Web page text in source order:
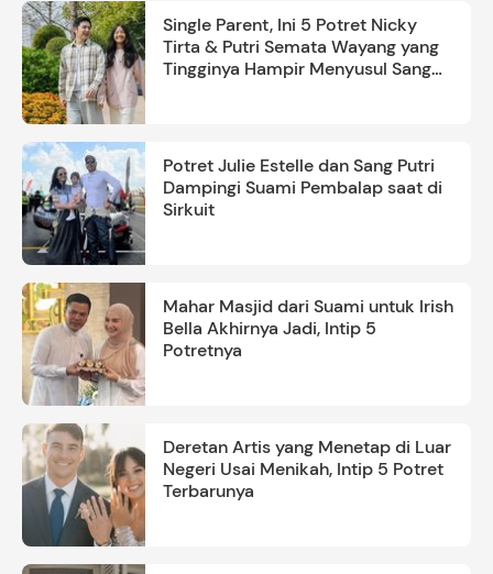
Single Parent, Ini 5 Potret Nicky
Tirta & Putri Semata Wayang yang
Tingginya Hampir Menyusul Sang
Potret Julie Estelle dan Sang Putri
Dampingi Suami Pembalap saat di
Sirkuit
Mahar Masjid dari Suami untuk Irish
Bella Akhirnya Jadi, Intip 5
Potretnya
Deretan Artis yang Menetap di Luar
Negeri Usai Menikah, Intip 5 Potret
Terbarunya